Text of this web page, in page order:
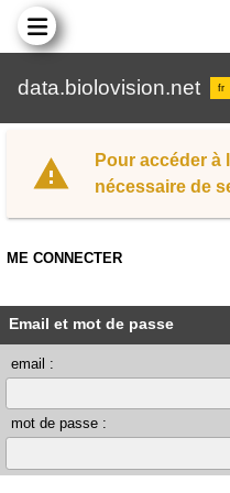
data.biolovision.net fr
Pour accéder à
nécessaire de
ME CONNECTER
Email et mot de passe
email :
mot de passe :